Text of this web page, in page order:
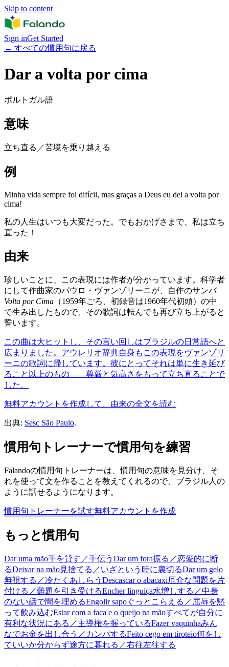
Skip to content
Sign inGet Started
← すべての慣用句に戻る
Dar a volta por cima
ポルトガル語
意味
立ち直る／苦境を乗り越える
例
Minha vida sempre foi difícil, mas graças a Deus eu dei a volta por
cima!
私の人生はいつも大変だった。でもおかげさまで、私は立ち
直った！
由来
珍しいことに、この表現には作者が分かっています。科学者
にして作曲家のパウロ・ヴァンゾリーニが、自作のサンバ
Volta por Cima （1959年ごろ、初録音は1960年代初頭）の中
で生み出したもので、その歌詞は転んでも再び立ち上がると
誓います。
この曲は大ヒットし、その言い回しはブラジルの日常語へと
広まりました。アウレリオ辞典自身もこの表現をヴァンゾリ
ーニの歌詞に帰しています。彼にとってそれは単に生き延び
ること以上のもの——尊厳と気高さをもって立ち直ることで
した。
無料アカウントを作成して、由来の全文を読む
出典: Sesc São Paulo.
慣用句トレーナーで慣用句を練習
Falandoの慣用句トレーナーは、慣用句の意味を見分け、そ
れを使って文を作ることを教えてくれるので、ブラジル人の
ように話せるようになります。
慣用句トレーナーを試す無料アカウントを作成
もっと慣用句
Dar uma mão手を貸す／手伝う Dar um fora振る／恋愛的に断
るDeixar na mão見捨てる／いざという時に裏切るDar um gelo
無視する／冷たくあしらう Descascar o abacaxi厄介な問題を片
付ける／難題を引き受けるEncher linguiça水増しする／中身
のない話で間を埋めるEngolir sapoぐっとこらえる／屈辱を黙
って飲み込むEstar com a faca e o queijo na mãoすべてが自分に
有利な状況にある／主導権を握っているFazer vaquinhaみん
なでお金を出し合う／カンパするFeito cego em tiroteio何をし
ていいか分からず途方に暮れる／右往左往する